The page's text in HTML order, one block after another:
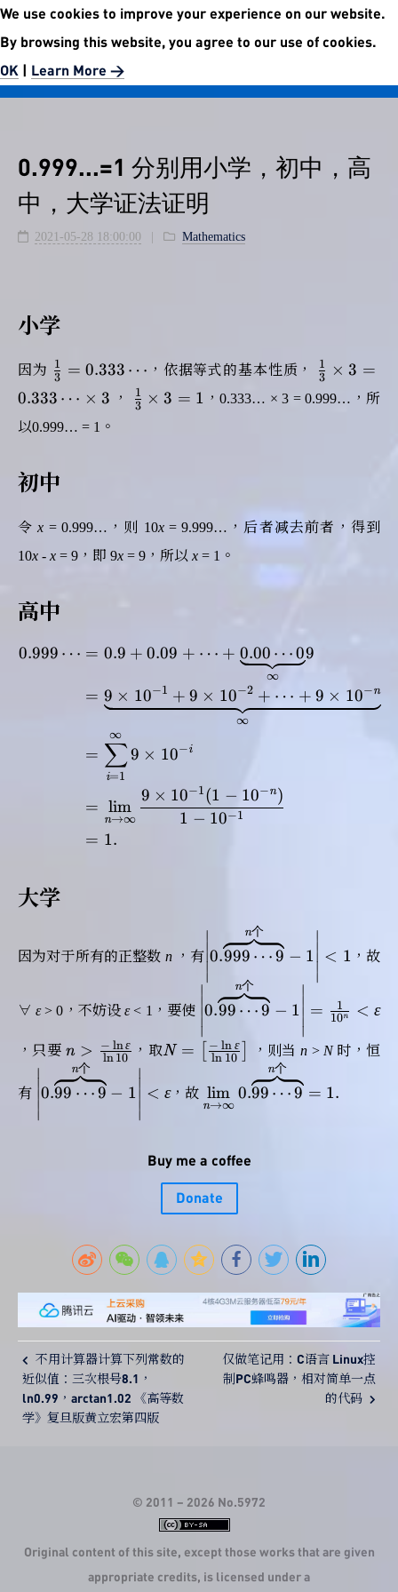
We use cookies to improve your experience on our website.
By browsing this website, you agree to our use of cookies.
OK
Learn More >
No.5972 Publishment Website
0.999...=1 分别用小学，初中，高
中，大学证法证明
2021-05-28 18:00:00 Mathematics
小学
因为 \frac{1}
{3} =
0.333
\cdots
3
1 = 0.333 ⋯ ，依据等式的基本性质，
\frac{1}
{3}
\times 3
3
1 × 3 =
0.333 ⋯ × 3 ，
\frac{1}
{3}
3
1 × 3 = 1 ，0.333… × 3 = 0.999…，所
以0.999… = 1。
初中
令x = 0.999…，则 10x= 9.999…，后者减去前者，得到
10x - x = 9，即 9x = 9，所以 x = 1。
高中
\begin{aligned}
0.999 ⋯ = 0.9 + 0.09 + ⋯ +
∞
0.00 ⋯09
=
∞
9 × 10−1 + 9 × 10−2 + ⋯ + 9 × 10−n
=
i=1
∑
∞
9 × 10−i
=
n→∞
lim
1 − 10−1
9 × 10−1(1 − 10−n)
= 1.
大学
因为对于所有的正整数 n，有
\left |
0.\overset{n个}
{\overbrace{999
\cdots 9}} - 1
\right | < 1
∣
∣
∣
∣
0.999 ⋯9
n个
− 1
∣
∣
∣
∣
< 1 ，故
∀ε> 0，不妨设ε< 1，要使
\left |
0.\overset{n
个}
{\overbrace{99
\cdots 9}} - 1
\right | =
\frac{1}
\varepsilon
∣
∣
∣
∣
0.99 ⋯9
n个
− 1
∣
∣
∣
= 10n
1 < ε
，只要 n > \frac{-
\ln
\varepsilon
n > ln 10
− ln ε ，取 N = \left [
\frac{-\ln
\varepsilon
}{\ln 10}
N = ln 10
− ln ε ，则当n > N时，恒
有
\left |
0.\overset{n
个}
\cdots 9}} - 1
∣
∣
∣
0.99 ⋯9
n个
− 1
∣
∣
∣
< ε，故 \limits_{n
\to \infty}
个}
99 \cdots 9 }
} = 1.
n→∞
lim 0.99 ⋯9
n个
= 1.
Buy me a coffee
Donate
不用计算器计算下列常数的
近似值：三次根号8.1，
ln0.99，arctan1.02 《高等数
学》复旦版黄立宏第四版
仅做笔记用：C语言 Linux控
制PC蜂鸣器，相对简单一点
的代码
© 2011 – 2026 No.5972
Original content of this site, except those works that are given
appropriate credits, is licensed under a